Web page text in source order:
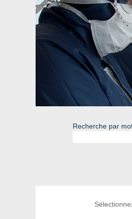
Recherche par